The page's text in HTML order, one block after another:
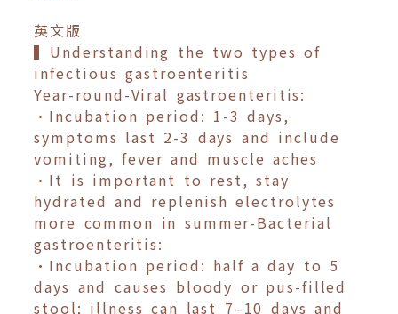
英文版
▍Understanding the two types of
infectious gastroenteritis
Year-round-Viral gastroenteritis:
•Incubation period: 1-3 days,
symptoms last 2-3 days and include
vomiting, fever and muscle aches
•It is important to rest, stay
hydrated and replenish electrolytes
more common in summer-Bacterial
gastroenteritis:
•Incubation period: half a day to 5
days and causes bloody or pus-filled
stool; illness can last 7–10 days and